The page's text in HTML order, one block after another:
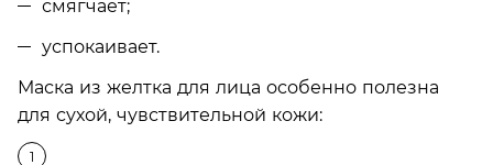
смягчает;
успокаивает.
Маска из желтка для лица особенно полезна
для сухой, чувствительной кожи: